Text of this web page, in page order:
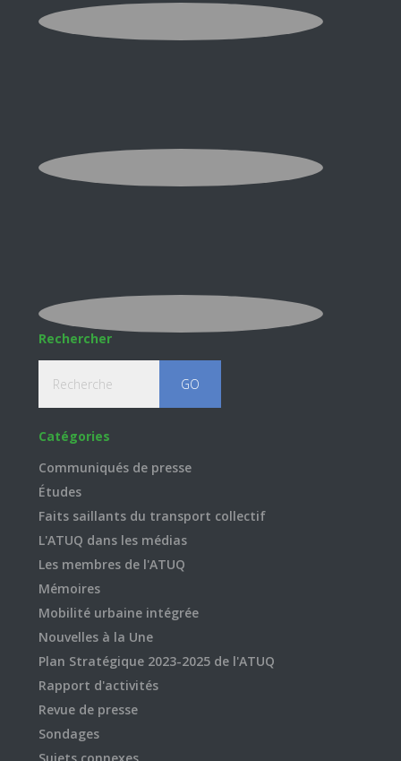
Rechercher
Catégories
Communiqués de presse
Études
Faits saillants du transport collectif
L'ATUQ dans les médias
Les membres de l'ATUQ
Mémoires
Mobilité urbaine intégrée
Nouvelles à la Une
Plan Stratégique 2023-2025 de l'ATUQ
Rapport d'activités
Revue de presse
Sondages